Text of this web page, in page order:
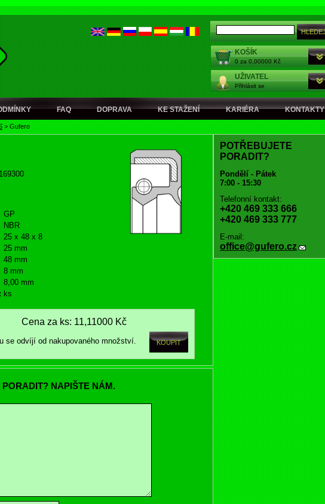
KOŠÍK
0 za 0,00000 Kč
UŽIVATEL
Přihlásit se
FAQ DOPRAVA KE STAŽENÍ KARIÉRA KONTAKTY
> Gufero
GP
NBR
25 x 48 x 8
25 mm
48 mm
8 mm
8,00 mm
ks
Cena za ks: 11,11000 Kč
se odvíjí od nakupovaného množství.
NAPIŠTE NÁM.
POTŘEBUJETE
PORADIT?
Pondělí - Pátek
7:00 - 15:30
Telefonní kontakt:
+420 469 333 666
+420 469 333 777
E-mail:
office@gufero.cz